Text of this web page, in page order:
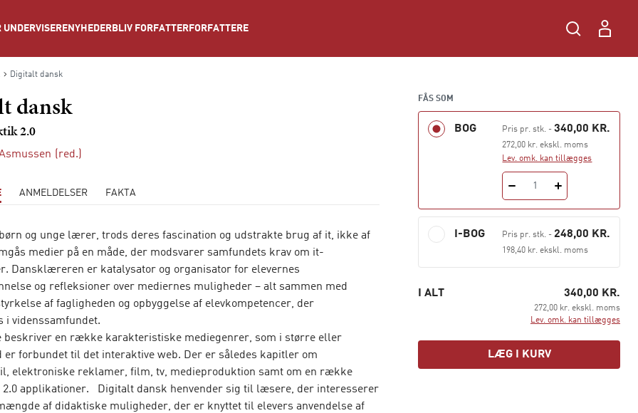
UNDERVISERE NYHEDER BLIV FORFATTER FORFATTERE
Digitalt dansk
dansk
2.0
(red.)
ANMELDELSER FAKTA
og unge lærer, trods deres fascination og udstrakte brug af it, ikke af
medier på en måde, der modsvarer samfundets krav om it-
Dansklæreren er katalysator og organisator for elevernes
og refleksioner over mediernes muligheder – alt sammen med
af fagligheden og opbyggelse af elevkompetencer, der
i videnssamfundet.
beskriver en række karakteristiske mediegenrer, som i større eller
er forbundet til det interaktive web. Der er således kapitler om
elektroniske reklamer, film, tv, medieproduktion samt om en række
2.0 applikationer. Digitalt dansk henvender sig til læsere, der interesserer
af didaktiske muligheder, der er knyttet til elevers anvendelse af
FÅS SOM
BOG Pris pr. stk. -340,00 KR.
272,00 kr. ekskl. moms
Lev. omk. kan tillægges
1
I-BOG Pris pr. stk. - 248,00 KR.
198,40 kr. ekskl. moms
I ALT 340,00 KR.
272,00 kr. ekskl. moms
Lev. omk. kan tillægges
LÆG I KURV